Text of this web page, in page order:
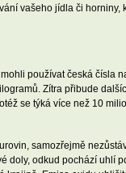
vašeho jídla či
používat česká čísla
Zítra přibude
se týká více než 10
samozřejmě
doly, odkud pochází uhlí